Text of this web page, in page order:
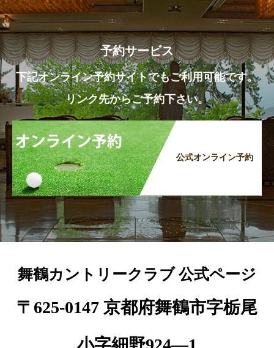
予約サービス
下記オンライン予約サイトでもご利用可能です。
リンク先からご予約下さい。
公式オンライン予約
舞鶴カントリークラブ 公式ページ
〒625-0147 京都府舞鶴市字栃尾